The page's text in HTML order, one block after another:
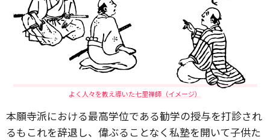
よく人々を教え導いた七里禅師（イメージ）
本願寺派における最高学位である勧学の授与を打診され
るもこれを辞退し、偉ぶることなく私塾を開いて子供た